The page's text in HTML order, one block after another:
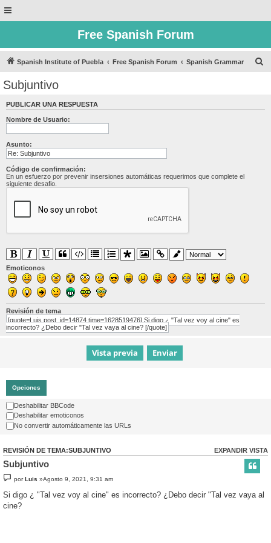
Free Spanish Forum
Spanish Institute of Puebla Free Spanish Forum Spanish Grammar
Subjuntivo
PUBLICAR UNA RESPUESTA
Nombre de Usuario:
Asunto:
Código de confirmación:
En un esfuerzo por prevenir insersiones automáticas requerimos que complete el
siguiente desafio.
Emoticonos
Revisión de tema
[quote=Luis post_id=14874 time=1628519476] Si digo ¿ "Tal vez voy al cine" es
incorrecto? ¿Debo decir "Tal vez vaya al cine? [/quote]
Opciones
Deshabilitar BBCode
Deshabilitar emoticonos
No convertir automáticamente las URLs
EXPANDIR VISTA
REVISIÓN DE TEMA:SUBJUNTIVO
Subjuntivo
porLuis »Agosto 9, 2021, 9:31 am
Si digo ¿ "Tal vez voy al cine" es incorrecto? ¿Debo decir "Tal vez vaya al
cine?